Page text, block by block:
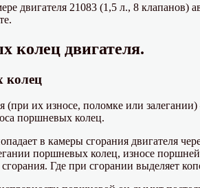
двигателя 21083 (1,5 л., 8
колец двигателя.
колец
(при их износе, поломке или
поршневых колец.
в камеры сгорания двигателя
поршневых колец, износе
Где при сгорании выделяет